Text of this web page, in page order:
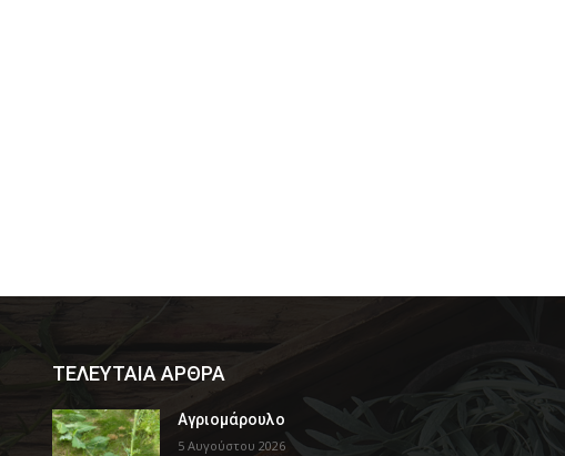
ΤΕΛΕΥΤΑΙΑ ΑΡΘΡΑ
Αγριομάρουλο
5 Αυγούστου 2026